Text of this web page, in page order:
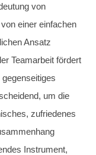
von
einer einfachen
Ansatz
Teamarbeit fördert
um die
zufriedenes
Instrument,